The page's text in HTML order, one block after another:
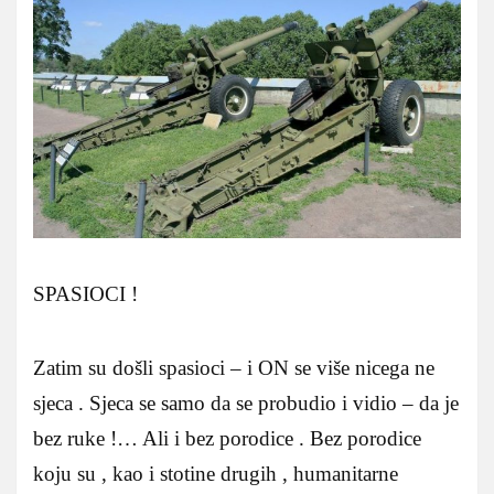
SPASIOCI !
Zatim su došli spasioci – i ON se više nicega ne
sjeca . Sjeca se samo da se probudio i vidio – da je
bez ruke !… Ali i bez porodice . Bez porodice
koju su , kao i stotine drugih , humanitarne